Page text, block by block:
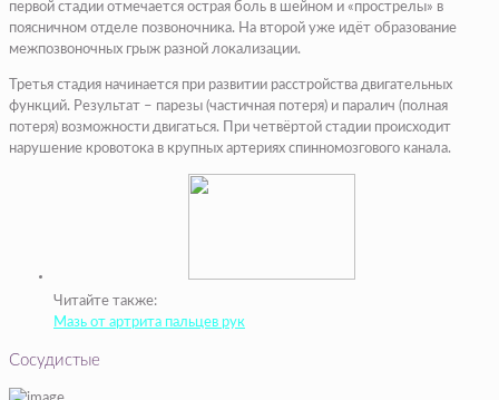
первой стадии отмечается острая боль в шейном и «прострелы» в
поясничном отделе позвоночника. На второй уже идёт образование
межпозвоночных грыж разной локализации.
Третья стадия начинается при развитии расстройства двигательных
функций. Результат – парезы (частичная потеря) и паралич (полная
потеря) возможности двигаться. При четвёртой стадии происходит
нарушение кровотока в крупных артериях спинномозгового канала.
Читайте также:
Мазь от артрита пальцев рук
Сосудистые